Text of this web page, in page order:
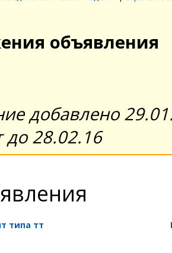
объявления
добавлено
до 28.02.16
типа тт